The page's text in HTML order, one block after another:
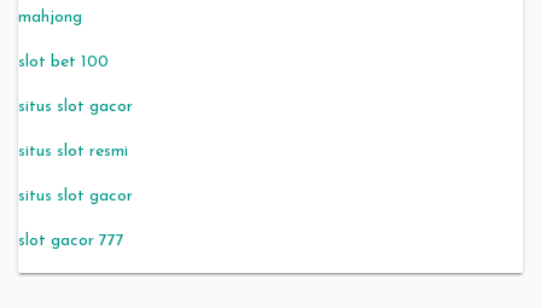
mahjong
slot bet 100
situs slot gacor
situs slot resmi
situs slot gacor
slot gacor 777